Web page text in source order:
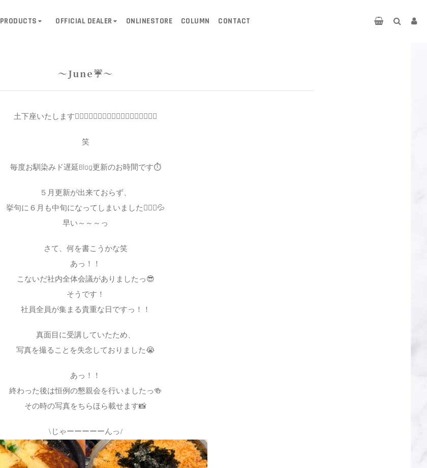
PRODUCTS OFFICIAL DEALER ONLINESTORE COLUMN
CONTACT
～June☔～
土下座いたします🙇🏼‍♀️🙇🏼‍♀️🙇🏼‍♀️🙇🏼‍♀️🙇🏼‍♀️🙇🏼‍♀️
笑
毎度お馴染みド遅延Blog更新のお時間です⏱
５月更新が出来ておらず、
挙句に６月も中旬になってしまいました🙇🏼‍♀️💦
早い～～～っ
さて、何を書こうかな笑
あっ！！
こないだ社内全体会議がありましたっ😎
そうです！
社員全員が集まる貴重な日ですっ！！
真面目に受講していたため、
写真を撮ることを失念しておりました😭
あっ！！
終わった後は恒例の懇親会を行いましたっ🍻
その時の写真をちらほら載せます📸
\じゃーーーーーんっ/